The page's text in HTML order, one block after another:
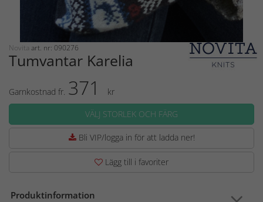
Novita art. nr: 090276
Tumvantar Karelia
Garnkostnad fr. 371
kr
VÄLJ STORLEK OCH FÄRG
Bli VIP/logga in för att ladda ner!
Lägg till i favoriter
Produktinformation